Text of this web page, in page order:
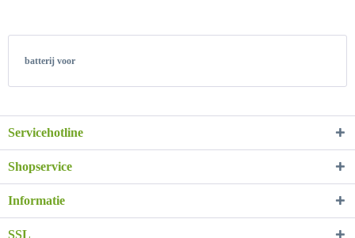
batterij voor
Servicehotline
Shopservice
Informatie
SSL